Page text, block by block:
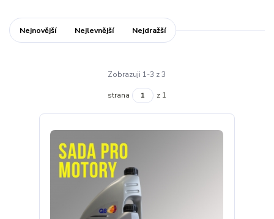
Nejnovější Nejlevnější Nejdražší
Zobrazuji 1-3 z 3
strana z 1